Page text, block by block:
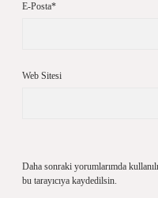
E-Posta*
Web Sitesi
Daha sonraki yorumlarımda
bu tarayıcıya kaydedilsin.